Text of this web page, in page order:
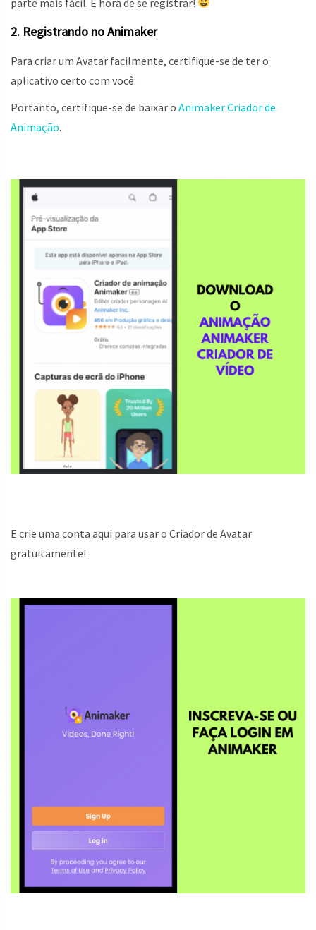
2. Registrando no Animaker
Para criar um Avatar facilmente, certifique-se de ter o
aplicativo certo com você.
Portanto, certifique-se de baixar o Animaker Criador de
Animação.
E crie uma conta aqui para usar o Criador de Avatar
gratuitamente!